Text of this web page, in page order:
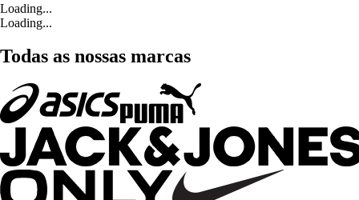
Loading...
Loading...
Todas as nossas marcas